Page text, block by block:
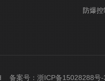
防爆
备案号：浙ICP备15028288号-